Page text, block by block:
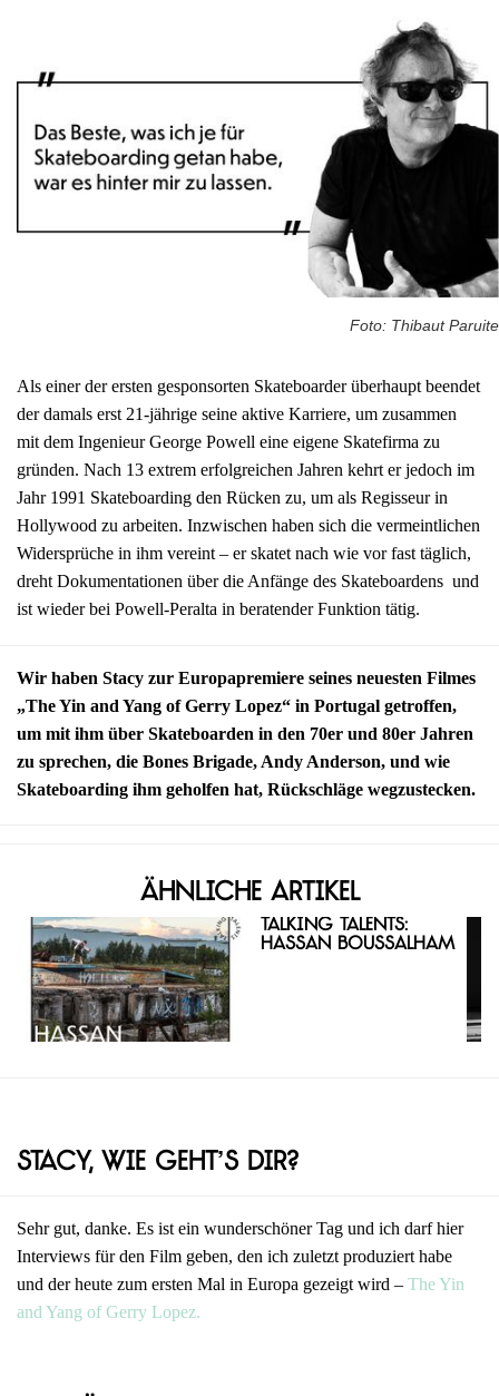
Foto: Thibaut Paruite
Als einer der ersten gesponsorten Skateboarder überhaupt beendet
der damals erst 21-jährige seine aktive Karriere, um zusammen
mit dem Ingenieur George Powell eine eigene Skatefirma zu
gründen. Nach 13 extrem erfolgreichen Jahren kehrt er jedoch im
Jahr 1991 Skateboarding den Rücken zu, um als Regisseur in
Hollywood zu arbeiten. Inzwischen haben sich die vermeintlichen
Widersprüche in ihm vereint – er skatet nach wie vor fast täglich,
dreht Dokumentationen über die Anfänge des Skateboardens und
ist wieder bei Powell-Peralta in beratender Funktion tätig.
Wir haben Stacy zur Europapremiere seines neuesten Filmes
„The Yin and Yang of Gerry Lopez“ in Portugal getroffen,
um mit ihm über Skateboarden in den 70er und 80er Jahren
zu sprechen, die Bones Brigade, Andy Anderson, und wie
Skateboarding ihm geholfen hat, Rückschläge wegzustecken.
Ähnliche Artikel
Talking Talents:
Hassan Boussalham
Stacy, wie geht’s dir?
Sehr gut, danke. Es ist ein wunderschöner Tag und ich darf hier
Interviews für den Film geben, den ich zuletzt produziert habe
und der heute zum ersten Mal in Europa gezeigt wird – The Yin
and Yang of Gerry Lopez.